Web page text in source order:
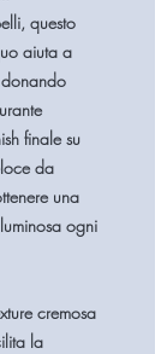
questo
aiuta a
finale su
da
una
ogni
cremosa
la